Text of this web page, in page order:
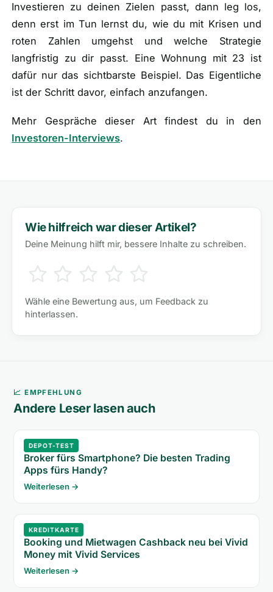
Investieren zu deinen Zielen passt, dann leg los,
denn erst im Tun lernst du, wie du mit Krisen und
roten Zahlen umgehst und welche Strategie
langfristig zu dir passt. Eine Wohnung mit 23 ist
dafür nur das sichtbarste Beispiel. Das Eigentliche
ist der Schritt davor, einfach anzufangen.
Mehr Gespräche dieser Art findest du in den
Investoren-Interviews.
Wie hilfreich war dieser Artikel?
Deine Meinung hilft mir, bessere Inhalte zu schreiben.
Wähle eine Bewertung aus, um Feedback zu
hinterlassen.
📈 EMPFEHLUNG
Andere Leser lasen auch
DEPOT-TEST
Broker fürs Smartphone? Die besten Trading
Apps fürs Handy?
Weiterlesen →
KREDITKARTE
Booking und Mietwagen Cashback neu bei Vivid
Money mit Vivid Services
Weiterlesen →